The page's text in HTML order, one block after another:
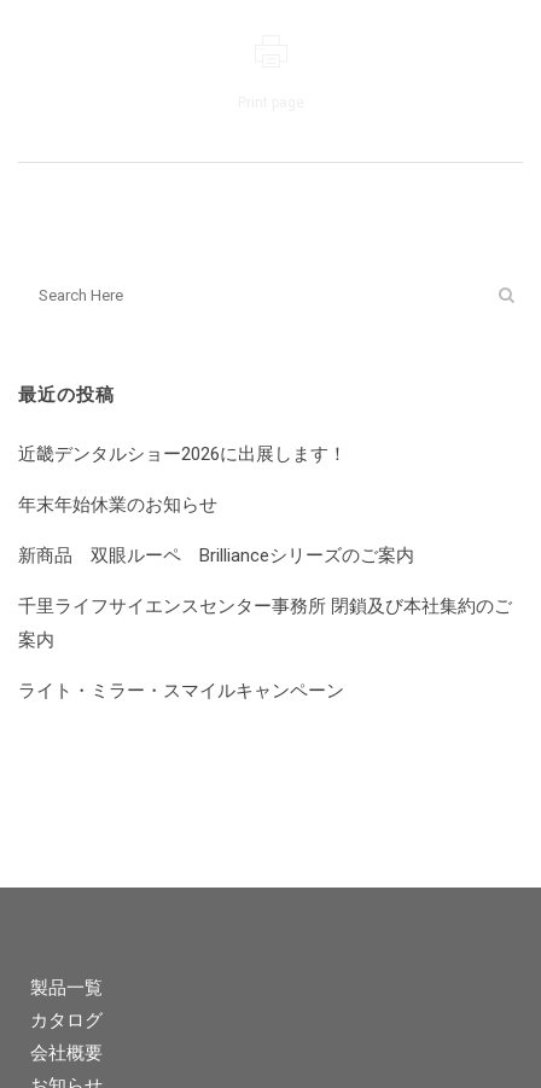
最近の投稿
近畿デンタルショー2026に出展します！
年末年始休業のお知らせ
新商品 双眼ルーペ Brillianceシリーズのご案内
千里ライフサイエンスセンター事務所 閉鎖及び本社集約のご
案内
ライト・ミラー・スマイルキャンペーン
製品一覧
カタログ
会社概要